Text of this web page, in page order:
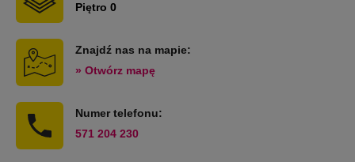
Piętro 0
Znajdź nas na mapie:
» Otwórz mapę
Numer telefonu:
571 204 230